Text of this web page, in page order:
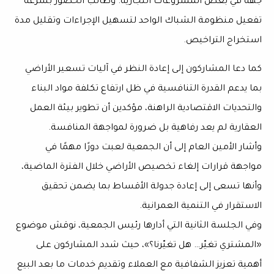
تفعيل منظومة الشباك الواحد لتسهيل الإجراءات وتقليل مدة
استخراج التراخيص.
كما دعا المشاركون إلى إعادة النظر في آليات تسعير الأراضي
بما يدعم القدرة التنافسية في ظل ارتفاع تكلفة مواد البناء
والتحديات الاقتصادية الراهنة، مؤكدين أن تطوير بيئة العمل
العقارية لم يعد رفاهية بل ضرورة لمواجهة المنافسة.
وأشار الأمين العام إلى أن الجمعية لعبت دورًا مهمًا في
مواجهة قرارات إلغاء تخصيص الأراضي خلال الفترة الماضية،
وأنها تسعى إلى إعادة جدولة الأقساط بما يضمن تحقيق
الاستقرار في التنمية العمرانية.
وفي الجلسة الثانية التي أدارها رئيس الجمعية، نوقش موضوع
«المشتري تغيّر… هل تغيّرنا؟»، حيث شدد المشاركون على
أهمية تعزيز الشفافية مع العملاء وتقديم خدمات ما بعد البيع